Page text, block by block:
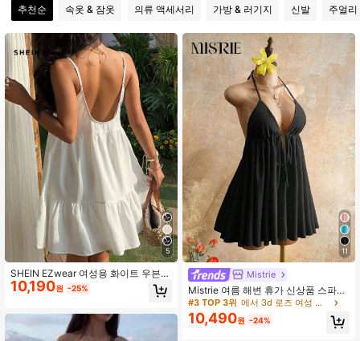
4.87
4.87 690K 팔로워
4.87 690K 팔로워
추천순 속옷 & 잠옷 의류 액세서리 가방 & 러기지 신발 주얼
5
SHEIN EZwear 여성용 화이트 우븐
스파게티 스트랩 드레스
10,190원 -25%
11
Mistrie
Mistrie 여름 해변 휴가 신상품 스파게
티 스트랩 질감 라이트 옐로우 퍼프 스
커트, 여성용 섹시 오픈 백 우산 미니
드레스
#3 TOP 3위 에서 3d 로즈 여성 드레스
10,490원 -24%